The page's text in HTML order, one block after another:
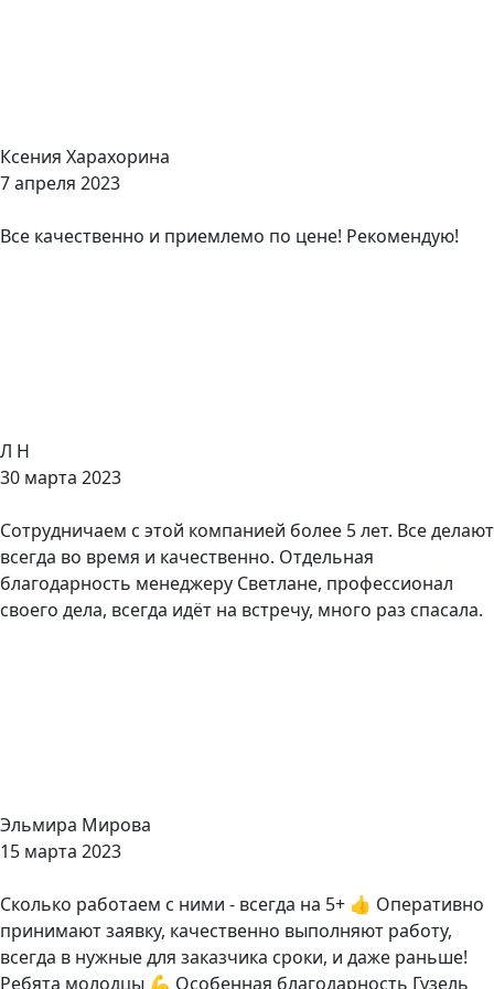
Ксения Харахорина
7 апреля 2023
Все качественно и приемлемо по цене! Рекомендую!
Л Н
30 марта 2023
Сотрудничаем с этой компанией более 5 лет. Все делают
всегда во время и качественно. Отдельная
благодарность менеджеру Светлане, профессионал
своего дела, всегда идёт на встречу, много раз спасала.
Эльмира Мирова
15 марта 2023
Сколько работаем с ними - всегда на 5+ 👍 Оперативно
принимают заявку, качественно выполняют работу,
всегда в нужные для заказчика сроки, и даже раньше!
Ребята молодцы 💪 Особенная благодарность Гузель